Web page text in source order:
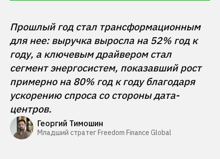
Прошлый год стал трансформационным
для нее: выручка выросла на 52% год к
году, а ключевым драйвером стал
сегмент энергосистем, показавший рост
примерно на 80% год к году благодаря
ускорению спроса со стороны дата-
центров.
Георгий Тимошин
Младший стратег Freedom Finance Global